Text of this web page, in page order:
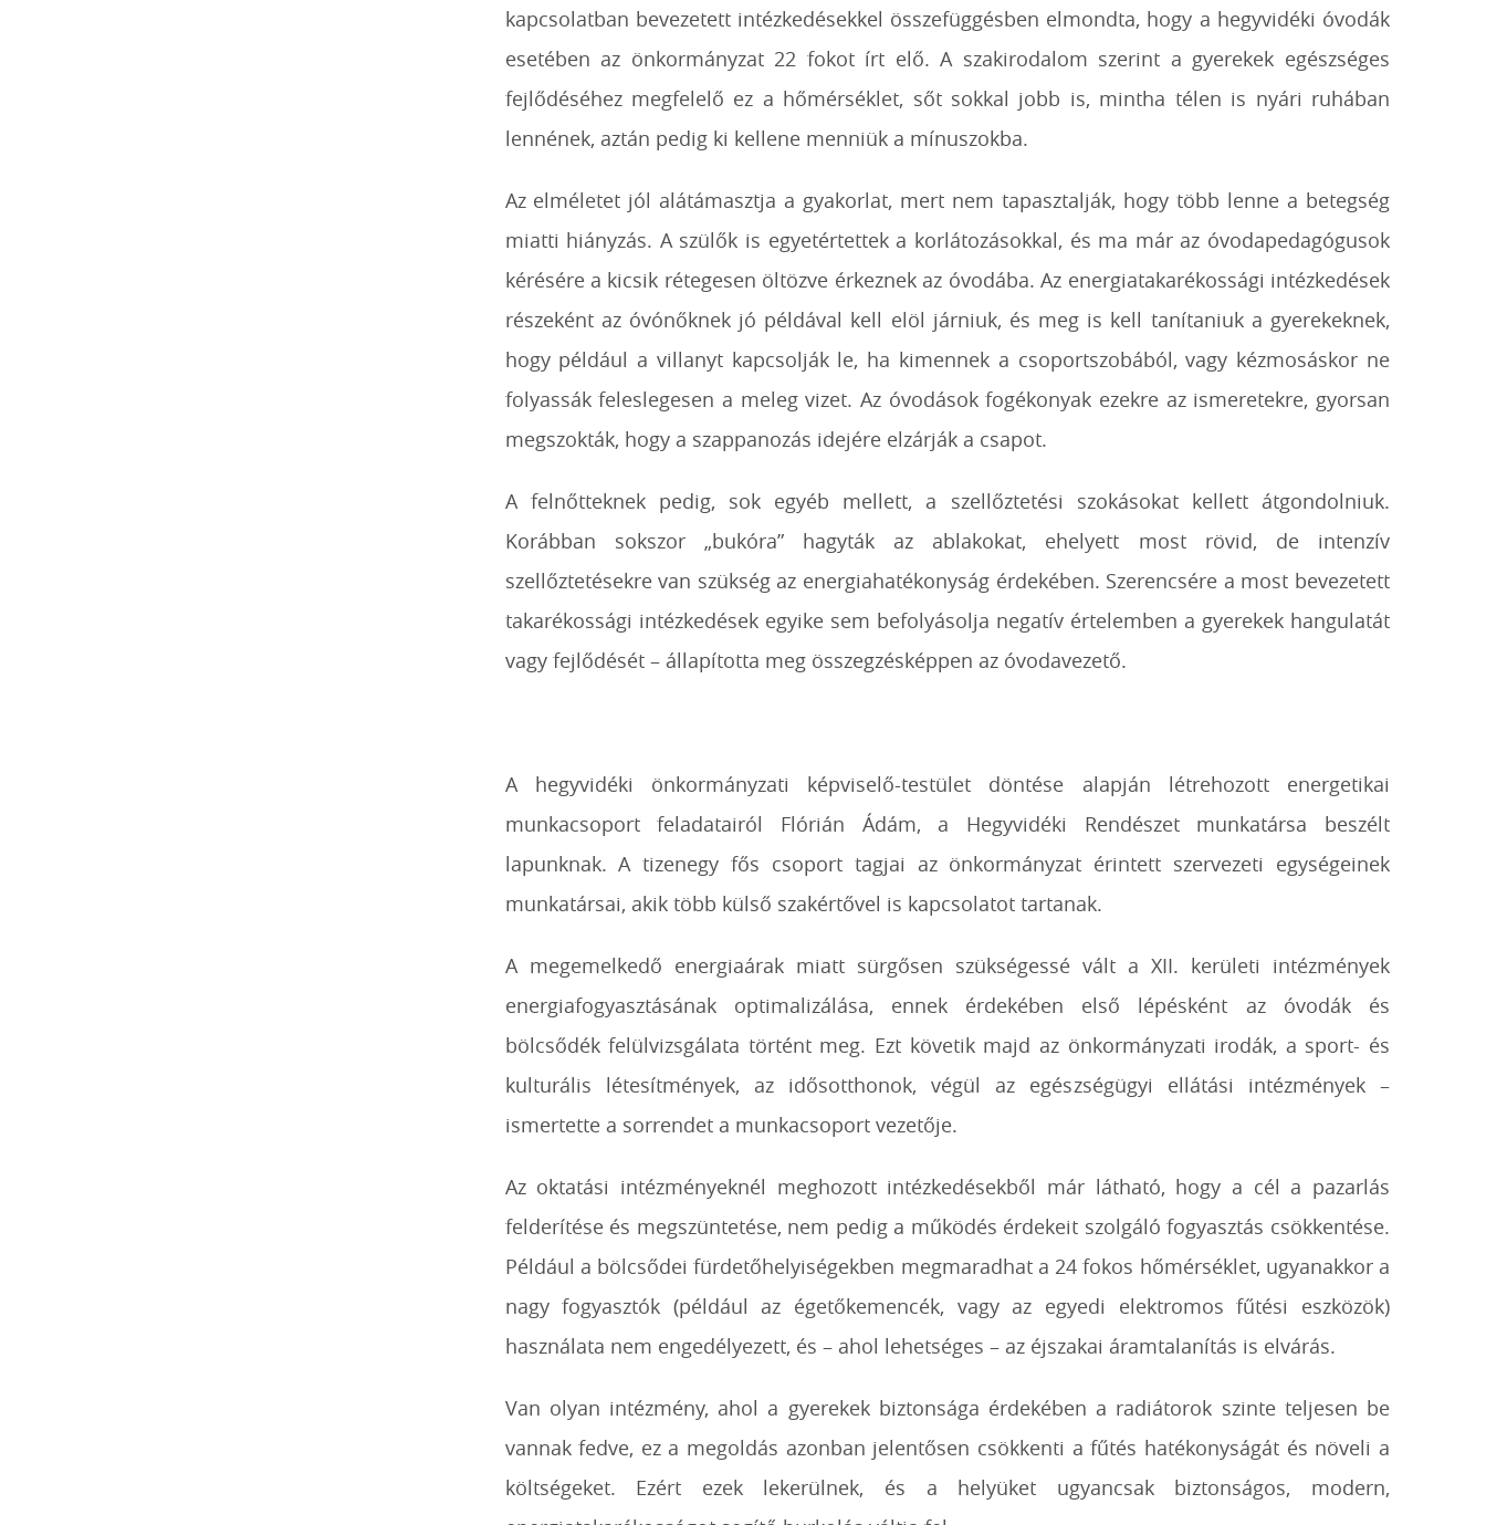
kapcsolatban bevezetett intézkedésekkel összefüggésben elmondta, hogy a hegyvidéki óvodák
esetében az önkormányzat 22 fokot írt elő. A szakirodalom szerint a gyerekek egészséges
fejlődéséhez megfelelő ez a hőmérséklet, sőt sokkal jobb is, mintha télen is nyári ruhában
lennének, aztán pedig ki kellene menniük a mínuszokba.
Az elméletet jól alátámasztja a gyakorlat, mert nem tapasztalják, hogy több lenne a betegség
miatti hiányzás. A szülők is egyetértettek a korlátozásokkal, és ma már az óvodapedagógusok
kérésére a kicsik rétegesen öltözve érkeznek az óvodába. Az energiatakarékossági intézkedések
részeként az óvónőknek jó példával kell elöl járniuk, és meg is kell tanítaniuk a gyerekeknek,
hogy például a villanyt kapcsolják le, ha kimennek a csoportszobából, vagy kézmosáskor ne
folyassák feleslegesen a meleg vizet. Az óvodások fogékonyak ezekre az ismeretekre, gyorsan
megszokták, hogy a szappanozás idejére elzárják a csapot.
A felnőtteknek pedig, sok egyéb mellett, a szellőztetési szokásokat kellett átgondolniuk.
Korábban sokszor „bukóra” hagyták az ablakokat, ehelyett most rövid, de intenzív
szellőztetésekre van szükség az energiahatékonyság érdekében. Szerencsére a most bevezetett
takarékossági intézkedések egyike sem befolyásolja negatív értelemben a gyerekek hangulatát
vagy fejlődését – állapította meg összegzésképpen az óvodavezető.
A hegyvidéki önkormányzati képviselő-testület döntése alapján létrehozott energetikai
munkacsoport feladatairól Flórián Ádám, a Hegyvidéki Rendészet munkatársa beszélt
lapunknak. A tizenegy fős csoport tagjai az önkormányzat érintett szervezeti egységeinek
munkatársai, akik több külső szakértővel is kapcsolatot tartanak.
A megemelkedő energiaárak miatt sürgősen szükségessé vált a XII. kerületi intézmények
energiafogyasztásának optimalizálása, ennek érdekében első lépésként az óvodák és
bölcsődék felülvizsgálata történt meg. Ezt követik majd az önkormányzati irodák, a sport- és
kulturális létesítmények, az idősotthonok, végül az egészségügyi ellátási intézmények –
ismertette a sorrendet a munkacsoport vezetője.
Az oktatási intézményeknél meghozott intézkedésekből már látható, hogy a cél a pazarlás
felderítése és megszüntetése, nem pedig a működés érdekeit szolgáló fogyasztás csökkentése.
Például a bölcsődei fürdetőhelyiségekben megmaradhat a 24 fokos hőmérséklet, ugyanakkor a
nagy fogyasztók (például az égetőkemencék, vagy az egyedi elektromos fűtési eszközök)
használata nem engedélyezett, és – ahol lehetséges – az éjszakai áramtalanítás is elvárás.
Van olyan intézmény, ahol a gyerekek biztonsága érdekében a radiátorok szinte teljesen be
vannak fedve, ez a megoldás azonban jelentősen csökkenti a fűtés hatékonyságát és növeli a
költségeket. Ezért ezek lekerülnek, és a helyüket ugyancsak biztonságos, modern,